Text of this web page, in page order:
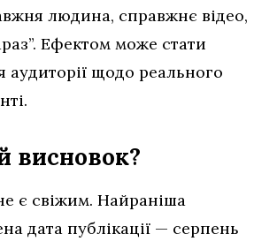
людина, справжнє відео,
Ефектом може стати
аудиторії щодо реального
висновок?
є свіжим. Найраніша
дата публікації — серпень